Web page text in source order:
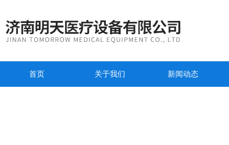
首页 关于我们 新闻动态